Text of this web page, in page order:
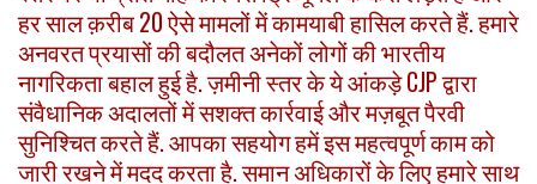
हर साल क़रीब 20 ऐसे मामलों में कामयाबी हासिल करते हैं. हमारे
अनवरत प्रयासों की बदौलत अनेकों लोगों की भारतीय
नागरिकता बहाल हुई है. ज़मीनी स्तर के ये आंकड़े CJP द्वारा
संवैधानिक अदालतों में सशक्त कार्रवाई और मज़बूत पैरवी
सुनिश्चित करते हैं. आपका सहयोग हमें इस महत्वपूर्ण काम को
जारी रखने में मदद करता है. समान अधिकारों के लिए हमारे साथ